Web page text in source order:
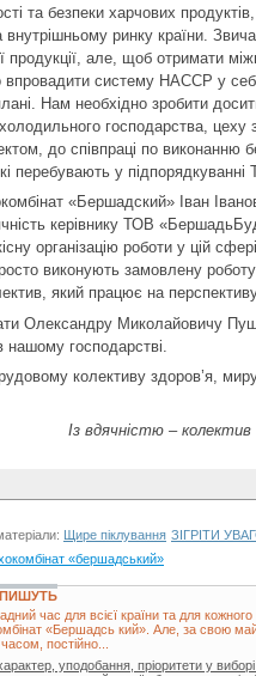
та безпеки харчових
внутрішньому ринку країни.
продукції, але, щоб отримати
впровадити систему НАССР у
Нам необхідно зробити
холодильного господарства,
до співпраці по виконанню
перебувають у
«Бершадский» Іван
керівнику ТОВ
організацію роботи у цій
виконують замовлену
який працює на
Олександру Миколайовичу
нашому господарстві.
колективу здоров’я,
Із вдячністю –
Щире піклування ЗІГРІТИ
«бершадський»
час для всієї країни та для
«Бершадсь кий». Але, за свою
постійно...
уподобання, пріоритети у